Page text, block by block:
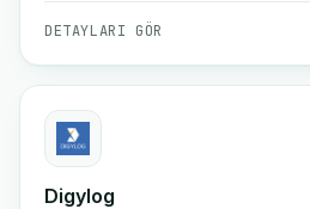
DETAYLARI GÖR
Digylog